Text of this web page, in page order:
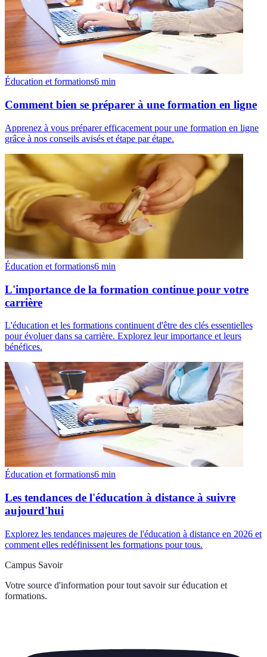
Éducation et formations6 min
Comment bien se préparer à une formation en ligne
Apprenez à vous préparer efficacement pour une formation en ligne
grâce à nos conseils avisés et étape par étape.
Éducation et formations6 min
L'importance de la formation continue pour votre
carrière
L'éducation et les formations continuent d'être des clés essentielles
pour évoluer dans sa carrière. Explorez leur importance et leurs
bénéfices.
Éducation et formations6 min
Les tendances de l'éducation à distance à suivre
aujourd'hui
Explorez les tendances majeures de l'éducation à distance en 2026 et
comment elles redéfinissent les formations pour tous.
Campus Savoir
Votre source d'information pour tout savoir sur éducation et
formations.